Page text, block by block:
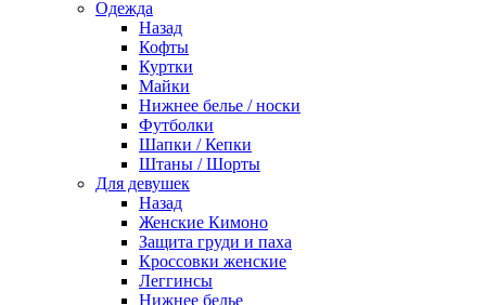
Одежда
Назад
Кофты
Куртки
Майки
Нижнее белье / носки
Футболки
Шапки / Кепки
Штаны / Шорты
Для девушек
Назад
Женские Кимоно
Защита груди и паха
Кроссовки женские
Леггинсы
Нижнее белье